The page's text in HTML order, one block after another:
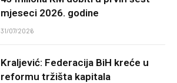
mjeseci 2026. godine
31/07/2026
Kraljević: Federacija BiH kreće u
reformu tržišta kapitala